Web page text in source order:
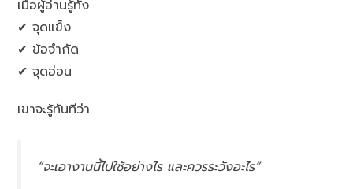
เมื่อผู้อ่านรู้ทั้ง
✔ จุดแข็ง
✔ ข้อจำกัด
✔ จุดอ่อน
เขาจะรู้ทันทีว่า
“จะเอางานนี้ไปใช้อย่างไร และควรระวังอะไร”